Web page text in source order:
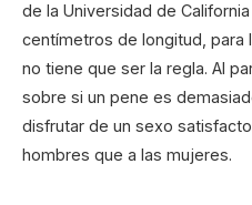
de la Universidad de
centímetros de longitud, para
no tiene que ser la regla. Al
sobre si un pene es
disfrutar de un sexo
hombres que a las mujeres.